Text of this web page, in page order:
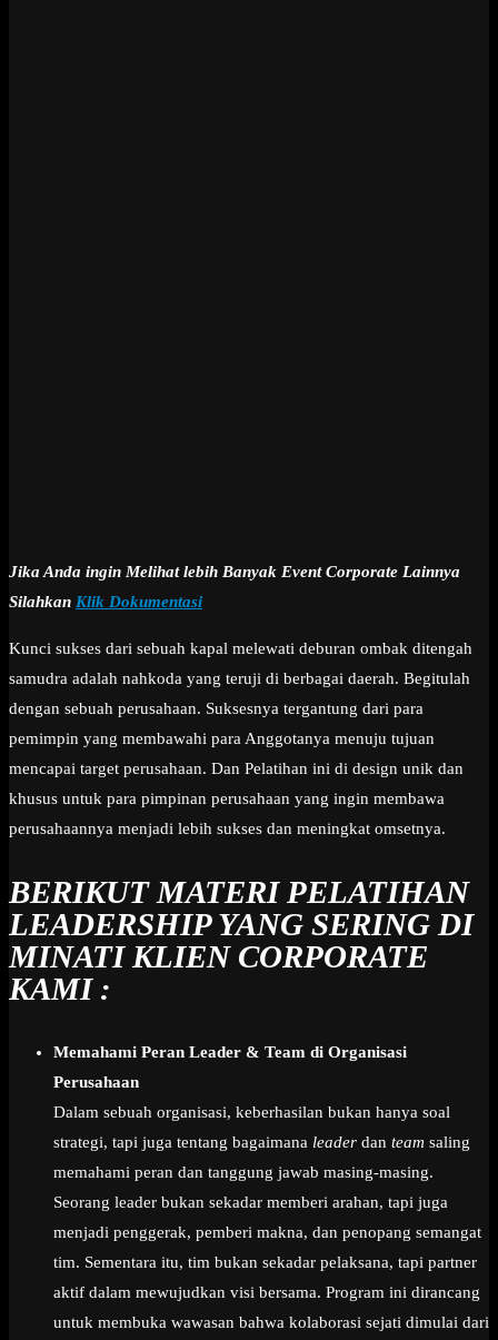
Jika Anda ingin Melihat lebih Banyak Event Corporate Lainnya
Silahkan Klik Dokumentasi
Kunci sukses dari sebuah kapal melewati deburan ombak ditengah
samudra adalah nahkoda yang teruji di berbagai daerah. Begitulah
dengan sebuah perusahaan. Suksesnya tergantung dari para
pemimpin yang membawahi para Anggotanya menuju tujuan
mencapai target perusahaan. Dan Pelatihan ini di design unik dan
khusus untuk para pimpinan perusahaan yang ingin membawa
perusahaannya menjadi lebih sukses dan meningkat omsetnya.
BERIKUT MATERI PELATIHAN
LEADERSHIP YANG SERING DI
MINATI KLIEN CORPORATE
KAMI :
Memahami Peran Leader & Team di Organisasi
Perusahaan
Dalam sebuah organisasi, keberhasilan bukan hanya soal
strategi, tapi juga tentang bagaimana leader dan team saling
memahami peran dan tanggung jawab masing-masing.
Seorang leader bukan sekadar memberi arahan, tapi juga
menjadi penggerak, pemberi makna, dan penopang semangat
tim. Sementara itu, tim bukan sekadar pelaksana, tapi partner
aktif dalam mewujudkan visi bersama. Program ini dirancang
untuk membuka wawasan bahwa kolaborasi sejati dimulai dari